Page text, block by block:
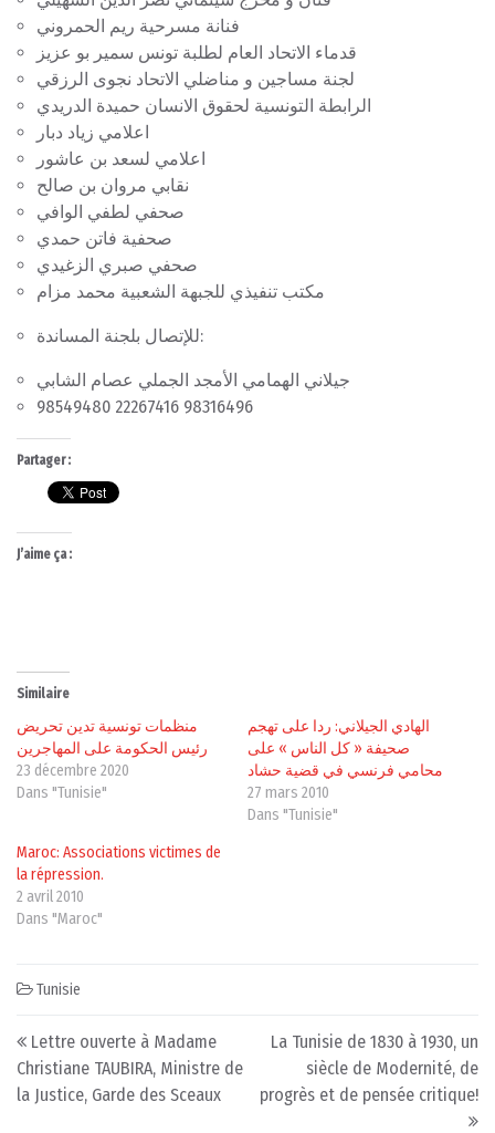
فنانة مسرحية ريم الحمروني
قدماء الاتحاد العام لطلبة تونس سمير بو عزيز
لجنة مساجين و مناضلي الاتحاد نجوى الرزقي
الرابطة التونسية لحقوق الانسان حميدة الدريدي
اعلامي زياد دبار
اعلامي لسعد بن عاشور
نقابي مروان بن صالح
صحفي لطفي الوافي
صحفية فاتن حمدي
صحفي صبري الزغيدي
مكتب تنفيذي للجبهة الشعبية محمد مزام
للإتصال بلجنة المساندة:
جيلاني الهمامي الأمجد الجملي عصام الشابي
98549480 22267416 98316496
Partager :
J’aime ça :
Similaire
منظمات تونسية تدين تحريض
رئيس الحكومة على المهاجرين
23 décembre 2020
Dans "Tunisie"
الهادي الجيلاني: ردا على تهجم
صحيفة « كل الناس » على
محامي فرنسي في قضية حشاد
27 mars 2010
Dans "Tunisie"
Maroc: Associations victimes de
la répression.
2 avril 2010
Dans "Maroc"
Tunisie
Post navigation
Lettre ouverte à Madame
Christiane TAUBIRA, Ministre de
la Justice, Garde des Sceaux
La Tunisie de 1830 à 1930, un
siècle de Modernité, de
progrès et de pensée critique!